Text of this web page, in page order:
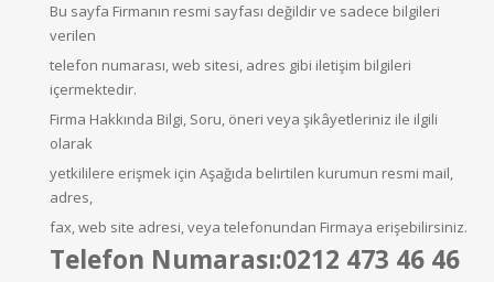
Bu sayfa Firmanın resmi sayfası değildir ve sadece bilgileri
verilen
telefon numarası, web sitesi, adres gibi iletişim bilgileri
içermektedir.
Firma Hakkında Bilgi, Soru, öneri veya şikâyetleriniz ile ilgili
olarak
yetkililere erişmek için Aşağıda belirtilen kurumun resmi mail,
adres,
fax, web site adresi, veya telefonundan Firmaya erişebilirsiniz.
Telefon Numarası:0212 473 46 46